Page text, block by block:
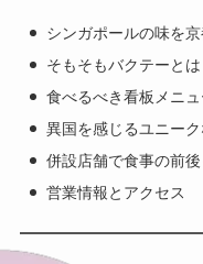
シンガポールの味を京
そもそもバクテーとは
食べるべき看板メニ
異国を感じるユニーク
併設店舗で食事の前後
営業情報とアクセス